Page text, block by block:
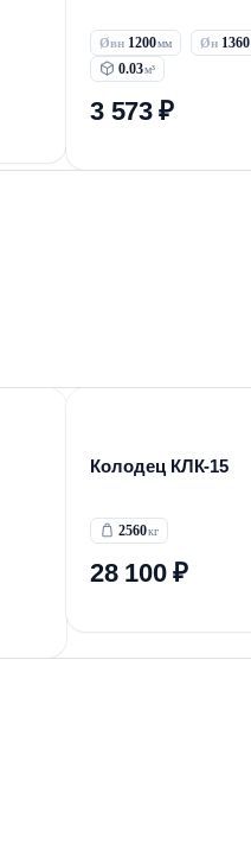
1200 1360
0.03
3 573 ₽
Колодец КЛК-15
2560
28 100 ₽